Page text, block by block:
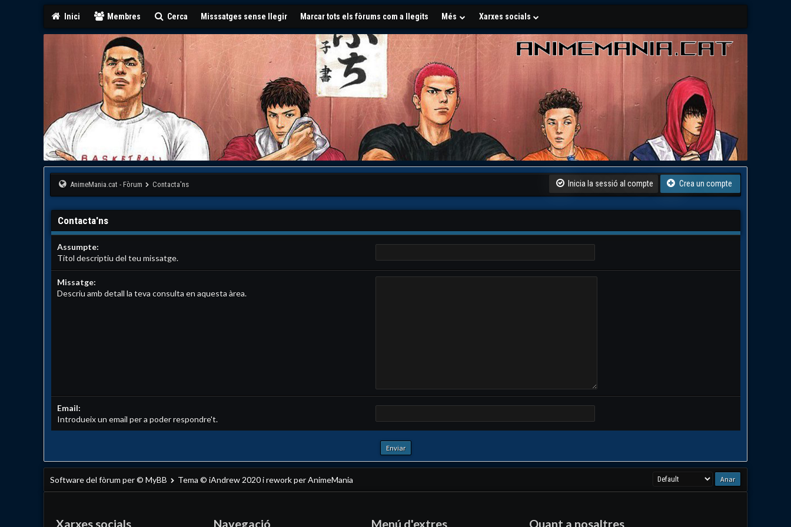
Inici Membres Cerca Misssatges sense llegir Marcar tots els fòrums com a llegits Més Xarxes socials
Inicia la sessió al compte Crea un compte
AnimeMania.cat - Fòrum Contacta'ns
Contacta'ns
Assumpte:
Títol descriptiu del teu missatge.
Missatge:
Descriu amb detall la teva consulta en aquesta àrea.
Email:
Introdueix un email per a poder respondre't.
Software del fòrum per © MyBB Tema © iAndrew 2020irework per AnimeMania
Xarxes socials Navegació Menú d'extres Quant a nosaltres